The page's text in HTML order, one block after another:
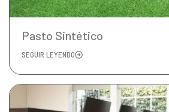
Pasto Sintético
SEGUIR LEYENDO